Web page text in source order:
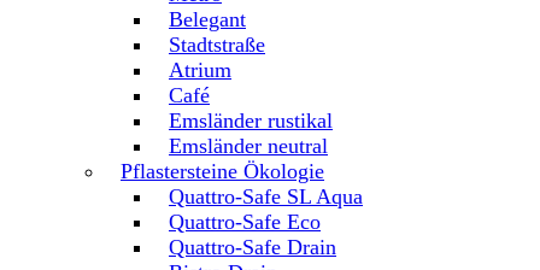
Belegant
Stadtstraße
Atrium
Café
Emsländer rustikal
Emsländer neutral
Pflastersteine Ökologie
Quattro-Safe SL Aqua
Quattro-Safe Eco
Quattro-Safe Drain